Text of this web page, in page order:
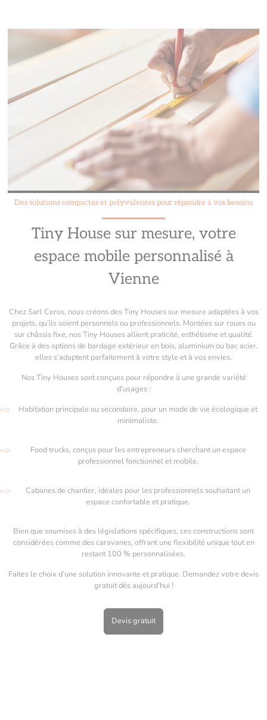
Des solutions compactes et polyvalentes pour répondre à vos besoins
Tiny House sur mesure, votre
espace mobile personnalisé à
Vienne
Chez Sarl Ceros, nous créons des Tiny Houses sur mesure adaptées à vos
projets, qu’ils soient personnels ou professionnels. Montées sur roues ou
sur châssis fixe, nos Tiny Houses allient praticité, esthétisme et qualité.
Grâce à des options de bardage extérieur en bois, aluminium ou bac acier,
elles s’adaptent parfaitement à votre style et à vos envies.
Nos Tiny Houses sont conçues pour répondre à une grande variété
d’usages :
Habitation principale ou secondaire, pour un mode de vie écologique et
minimaliste.
Food trucks, conçus pour les entrepreneurs cherchant un espace
professionnel fonctionnel et mobile.
Cabanes de chantier, idéales pour les professionnels souhaitant un
espace confortable et pratique.
Bien que soumises à des législations spécifiques, ces constructions sont
considérées comme des caravanes, offrant une flexibilité unique tout en
restant 100 % personnalisées.
Faites le choix d’une solution innovante et pratique. Demandez votre devis
gratuit dès aujourd’hui !
Devis gratuit